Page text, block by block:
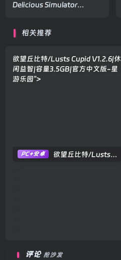
Delicious Simulator
相关推荐
欲望丘比特/Lusts Cupid V1.2.6|休
闲益智|容量3.5GB|官方中文版-星
游乐园">
PC+安卓 欲望丘比特/Lusts Cupid V1.2.6|休闲益智|容量3.5GB|官方中文版
评论 抢沙发